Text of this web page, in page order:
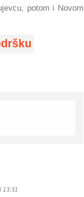
potom i Novom
13:31